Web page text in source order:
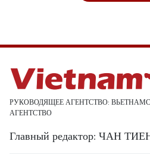
РУКОВОДЯЩЕЕ АГЕНТСТВО:
АГЕНТСТВО
Главный редактор: ЧАН